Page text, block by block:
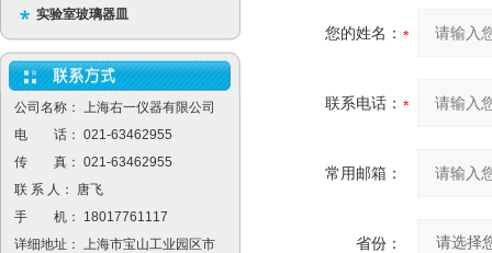
实验室玻璃器皿
公司名称： 上海右一仪器有限公司
电 话： 021-63462955
传 真： 021-63462955
联 系 人： 唐飞
手 机： 18017761117
详细地址： 上海市宝山工业园区市
您的姓名：
联系电话：
常用邮箱：
省份：